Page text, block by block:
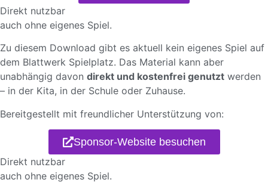
Direkt nutzbar
auch ohne eigenes Spiel.
Zu diesem Download gibt es aktuell kein eigenes Spiel auf
dem Blattwerk Spielplatz. Das Material kann aber
unabhängig davon direkt und kostenfrei genutzt werden
– in der Kita, in der Schule oder Zuhause.
Bereitgestellt mit freundlicher Unterstützung von:
Sponsor-Website besuchen
Direkt nutzbar
auch ohne eigenes Spiel.